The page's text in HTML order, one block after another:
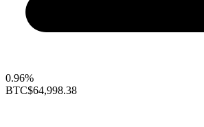
0.96%
BTC$64,998.38